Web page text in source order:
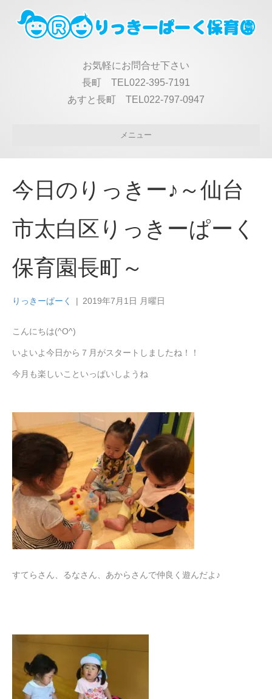
お気軽にお問合せ下さい
長町 TEL022-395-7191
あすと長町 TEL022-797-0947
メニュー
今日のりっきー♪～仙台
市太白区りっきーぱーく
保育園長町～
りっきーぱーく | 2019年7月1日 月曜日
こんにちは(^O^)
いよいよ今日から７月がスタートしましたね！！
今月も楽しいこといっぱいしようね
すてらさん、るなさん、あからさんで仲良く遊んだよ♪